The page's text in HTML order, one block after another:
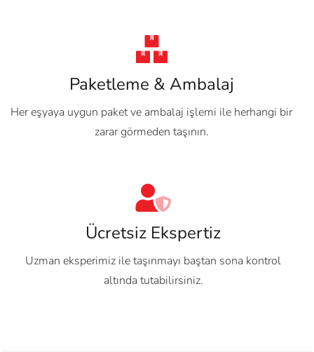
Paketleme & Ambalaj
Her eşyaya uygun paket ve ambalaj işlemi ile herhangi bir
zarar görmeden taşının.
Ücretsiz Ekspertiz
Uzman eksperimiz ile taşınmayı baştan sona kontrol
altında tutabilirsiniz.